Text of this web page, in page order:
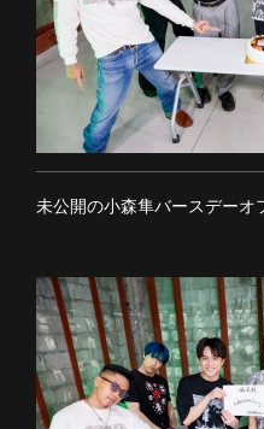
未公開の小森隼バースデーオ